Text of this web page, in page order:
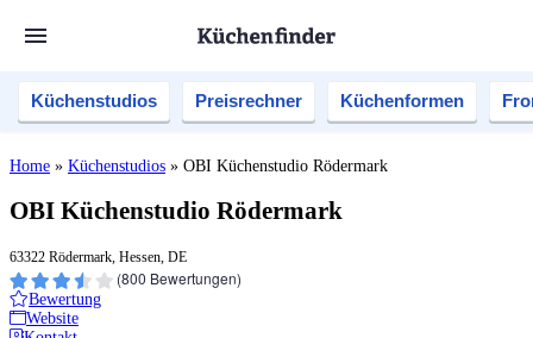
Küchenstudios Preisrechner Küchenformen
Home » Küchenstudios » OBI Küchenstudio Rödermark
OBI Küchenstudio Rödermark
63322 Rödermark, Hessen, DE
(800 Bewertungen)
Bewertung
Website